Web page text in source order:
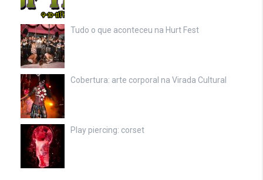
Tudo o que aconteceu na Hurt Fest
Cobertura: arte corporal na Virada Cultural
Play piercing: corset